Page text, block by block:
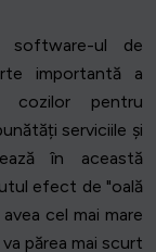
software-ul de
importantă a
cozilor pentru
serviciile și
în această
efect de "oală
cel mai mare
părea mai scurt